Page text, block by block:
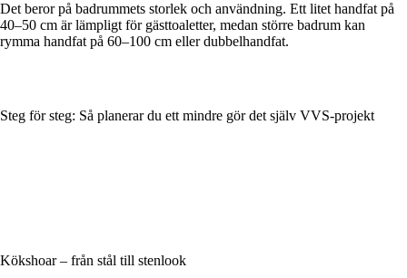
Det beror på badrummets storlek och användning. Ett litet handfat på
40–50 cm är lämpligt för gästtoaletter, medan större badrum kan
rymma handfat på 60–100 cm eller dubbelhandfat.
Steg för steg: Så planerar du ett mindre gör det själv VVS-projekt
Kökshoar – från stål till stenlook